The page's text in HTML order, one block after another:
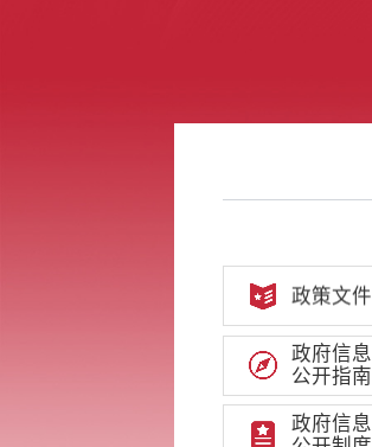
政策文件
政府信息
公开指南
政府信息